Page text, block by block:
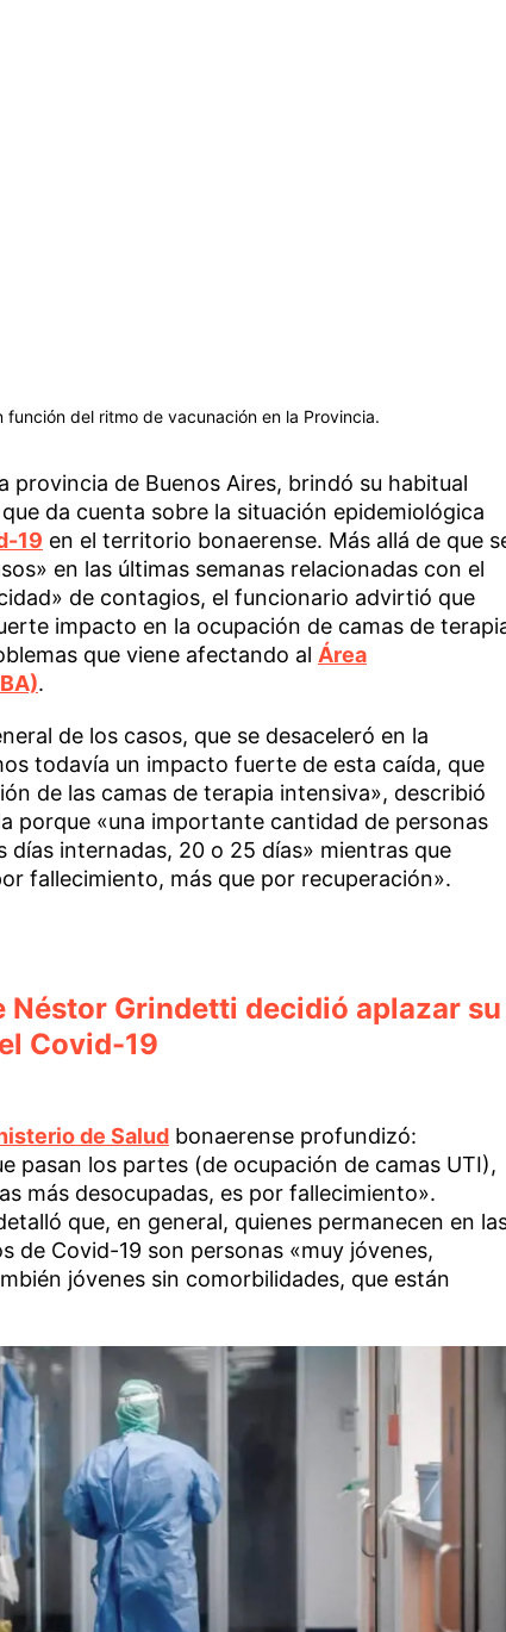
del ritmo de vacunación en la Provincia.
provincia de Buenos Aires, brindó su habitual
da cuenta sobre la situación epidemiológica
19 en el territorio bonaerense. Más allá de que
en las últimas semanas relacionadas con el
de contagios, el funcionario advirtió que
impacto en la ocupación de camas de
que viene afectando al Área
.
de los casos, que se desaceleró en la
todavía un impacto fuerte de esta caída, que
de las camas de terapia intensiva», describió
porque «una importante cantidad de personas
días internadas, 20 o 25 días» mientras que
fallecimiento, más que por recuperación».
Néstor Grindetti decidió aplazar su
Covid-19
de Saludbonaerense profundizó:
pasan los partes (de ocupación de camas UTI),
más desocupadas, es por fallecimiento».
que, en general, quienes permanecen en
de Covid-19 son personas «muy jóvenes,
jóvenes sin comorbilidades, que están